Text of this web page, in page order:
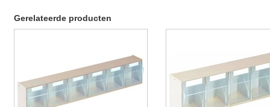
Gerelateerde producten